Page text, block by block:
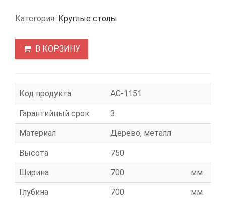
Категория: Круглые столы
В КОРЗИНУ
Код продукта АС-1151
Гарантийный срок 3
Материал Дерево, металл
Высота 750
Ширина 700 мм
Глубина 700 мм